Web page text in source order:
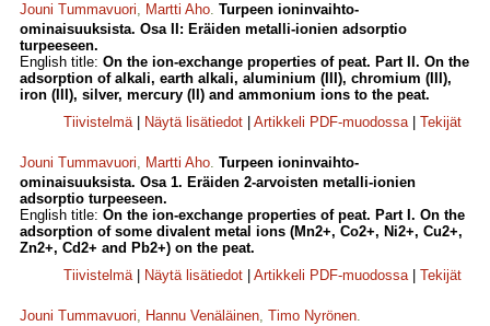
Jouni Tummavuori, Martti Aho. Turpeen ioninvaihto-
ominaisuuksista. Osa II: Eräiden metalli-ionien adsorptio
turpeeseen.
English title: On the ion-exchange properties of peat. Part II. On the
adsorption of alkali, earth alkali, aluminium (III), chromium (III),
iron (III), silver, mercury (II) and ammonium ions to the peat.
Tiivistelmä| Näytä lisätiedot Artikkeli PDF-muodossa| Tekijät
Jouni Tummavuori, Martti Aho. Turpeen ioninvaihto-
ominaisuuksista. Osa 1. Eräiden 2-arvoisten metalli-ionien
adsorptio turpeeseen.
English title: On the ion-exchange properties of peat. Part I. On the
adsorption of some divalent metal ions (Mn2+, Co2+, Ni2+, Cu2+,
Zn2+, Cd2+ and Pb2+) on the peat.
Tiivistelmä| Näytä lisätiedot Artikkeli PDF-muodossa| Tekijät
Jouni Tummavuori, Hannu Venäläinen, Timo Nyrönen.